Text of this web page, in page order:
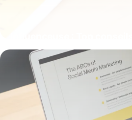
influenceur 2026
8 juillet 2026